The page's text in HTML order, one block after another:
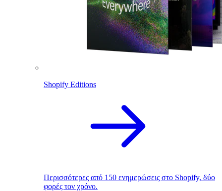
Shopify Editions
Περισσότερες από 150 ενημερώσεις στο Shopify, δύο
φορές τον χρόνο.